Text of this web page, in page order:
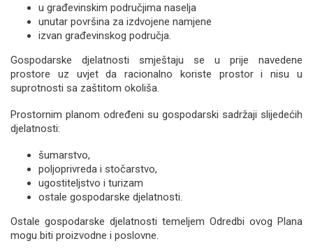
u građevinskim područjima naselja
unutar površina za izdvojene namjene
izvan građevinskog područja.
Gospodarske djelatnosti smještaju se u prije navedene
prostore uz uvjet da racionalno koriste prostor i nisu u
suprotnosti sa zaštitom okoliša.
Prostornim planom određeni su gospodarski sadržaji slijedećih
djelatnosti:
šumarstvo,
poljoprivreda i stočarstvo,
ugostiteljstvo i turizam
ostale gospodarske djelatnosti.
Ostale gospodarske djelatnosti temeljem Odredbi ovog Plana
mogu biti proizvodne i poslovne.